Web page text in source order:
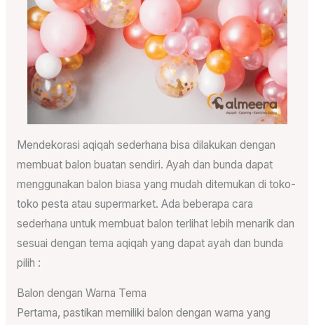
Mendekorasi aqiqah sederhana bisa dilakukan dengan
membuat balon buatan sendiri. Ayah dan bunda dapat
menggunakan balon biasa yang mudah ditemukan di toko-
toko pesta atau supermarket. Ada beberapa cara
sederhana untuk membuat balon terlihat lebih menarik dan
sesuai dengan tema aqiqah yang dapat ayah dan bunda
pilih :
Balon dengan Warna Tema
Pertama, pastikan memiliki balon dengan warna yang